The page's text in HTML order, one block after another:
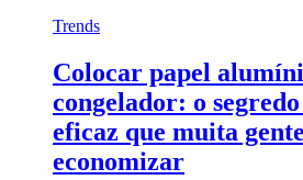
Trends
Colocar papel
congelador: o
eficaz que muita
economizar